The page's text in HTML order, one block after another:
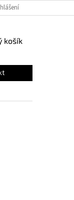
košík